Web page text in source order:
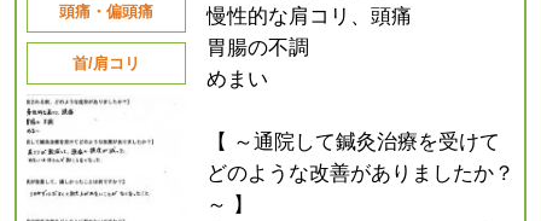
頭痛・偏頭痛
首/肩コリ
慢性的な肩コリ、頭痛
胃腸の不調
めまい
【 ～通院して鍼灸治療を受けて
どのような改善がありましたか？
～ 】